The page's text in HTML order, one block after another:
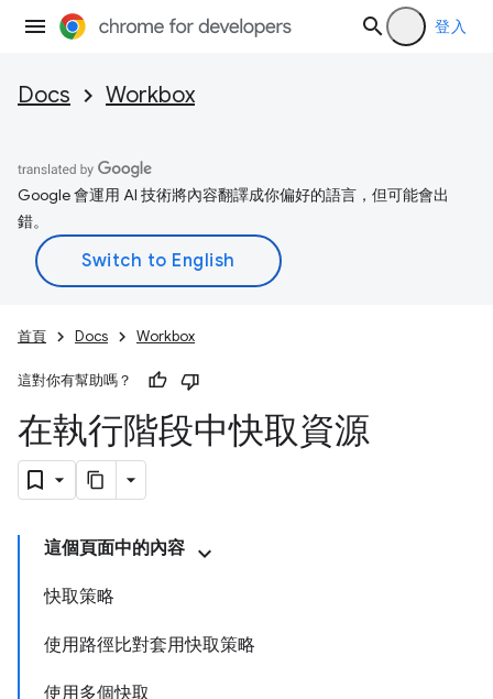
登入
Docs Workbox
Google 會運用 AI 技術將內容翻譯成你偏好的語言，但可能會出
錯。
首頁 Docs Workbox
這對你有幫助嗎？
在執行階段中快取資源
這個頁面中的內容
快取策略
使用路徑比對套用快取策略
使用多個快取